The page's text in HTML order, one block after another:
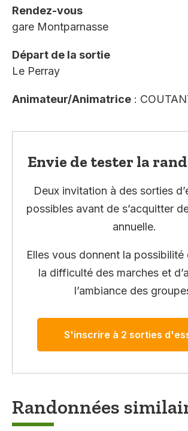
Rendez-vous
gare Montparnasse
Départ de la sortie
Le Perray
Animateur/Animatrice :
Envie de tester la
Deux invitation à des sorties
possibles avant de s’acquitter
annuelle.
Elles vous donnent la possibilité
la difficulté des marches et
l’ambiance des
S'inscrire à 2 sorties
Randonnées